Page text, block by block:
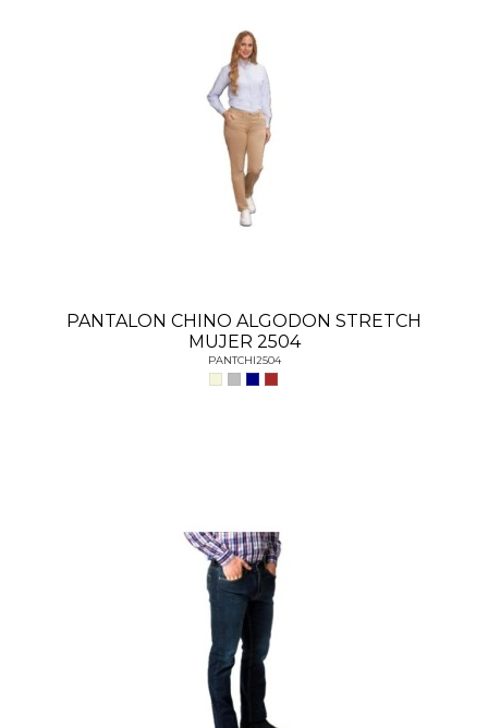
PANTALON CHINO ALGODON STRETCH
MUJER 2504
PANTCHI2504